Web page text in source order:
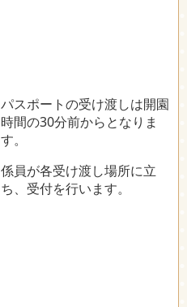
パスポートの受け渡しは開園
時間の30分前からとなりま
す。
係員が各受け渡し場所に立
ち、受付を行います。